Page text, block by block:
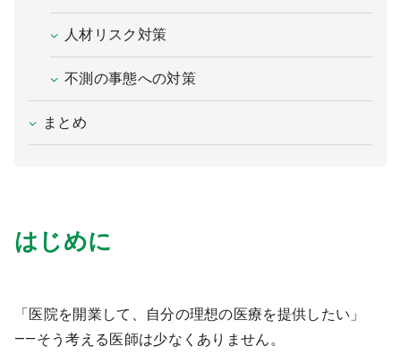
人材リスク対策
不測の事態への対策
まとめ
はじめに
「医院を開業して、自分の理想の医療を提供したい」
――そう考える医師は少なくありません。